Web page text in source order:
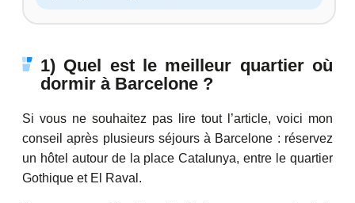
1) Quel est le meilleur quartier où
dormir à Barcelone ?
Si vous ne souhaitez pas lire tout l’article, voici mon
conseil après plusieurs séjours à Barcelone : réservez
un hôtel autour de la place Catalunya, entre le quartier
Gothique et El Raval.